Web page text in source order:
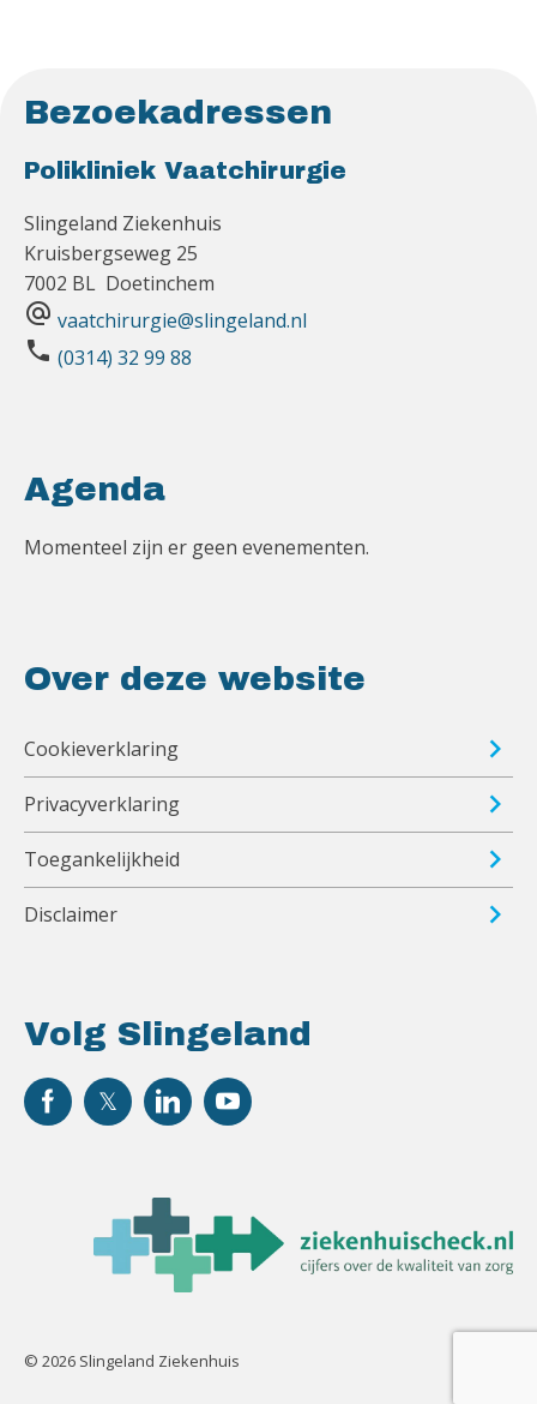
Bezoekadressen
Polikliniek Vaatchirurgie
Slingeland Ziekenhuis
Kruisbergseweg 25
7002 BL Doetinchem
alternate_email vaatchirurgie@slingeland.nl
phone (0314) 32 99 88
Volg Slingeland
Agenda
Momenteel zijn er geen evenementen.
Over deze website
Cookieverklaring
Privacyverklaring
Toegankelijkheid
Disclaimer
© 2026 Slingeland Ziekenhuis